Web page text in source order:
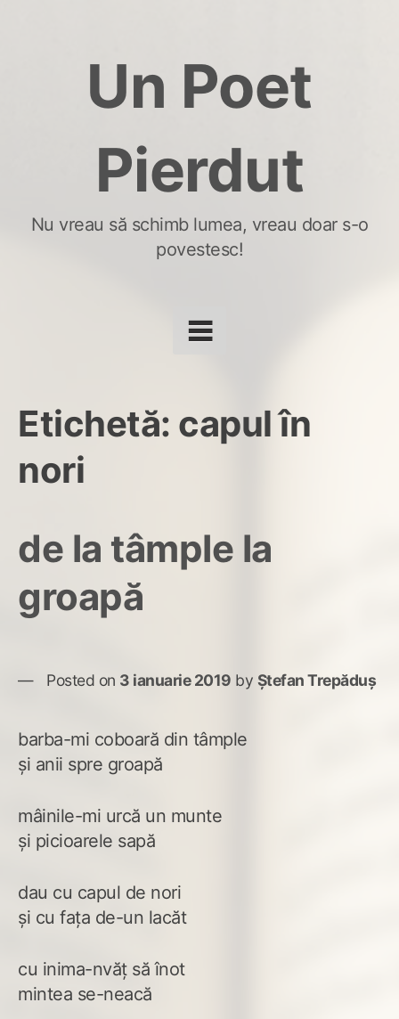
Un Poet
Pierdut
Nu vreau să schimb lumea, vreau doar s-o
povestesc!
Etichetă: capul în
nori
de la tâmple la
groapă
Posted on 3 ianuarie 2019 by Ștefan Trepăduș
barba-mi coboară din tâmple
și anii spre groapă
mâinile-mi urcă un munte
și picioarele sapă
dau cu capul de nori
și cu fața de-un lacăt
cu inima-nvăț să înot
mintea se-neacă